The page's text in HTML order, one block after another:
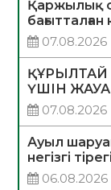
Қаржылық
07.08.2026
ҮШІН
07.08.2026
Ауыл
негізгі тірегі
06.08.2026